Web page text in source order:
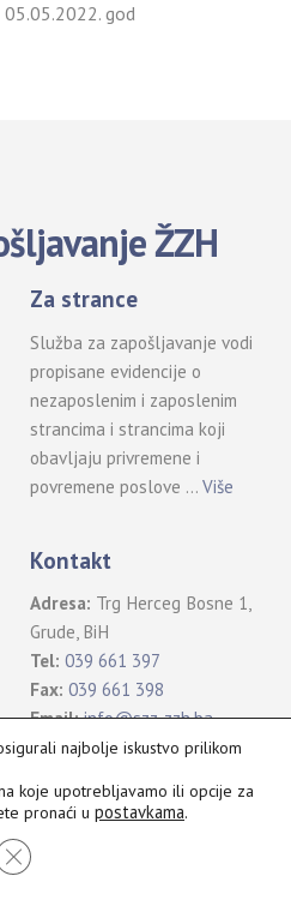
god
ŽZH
Za strance
Služba za zapošljavanje vodi
propisane evidencije o
nezaposlenim i zaposlenim
strancima i strancima koji
obavljaju privremene i
povremene poslove …Više
Kontakt
Adresa: Trg Herceg Bosne 1,
Grude, BiH
Tel: 039 661 397
Fax: 039 661 398
Email: info@szz-zzh.ba
ŽZH ©2021
najbolje iskustvo prilikom
koje upotrebljavamo ili opcije za
pronaći u postavkama.
CLOSE GDPR COOKIE BANNER